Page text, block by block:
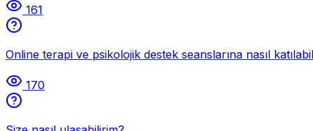
161
Online terapi ve psikolojik destek seanslarına nasıl
170